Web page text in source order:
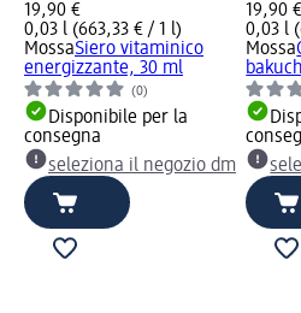
19,90 €
0,03 l (663,33 € / 1 l)
MossaSiero vitaminico
energizzante, 30 ml
(0)
Disponibile per la
consegna
seleziona il negozio dm
19,90 €
0,03 l
Mossa